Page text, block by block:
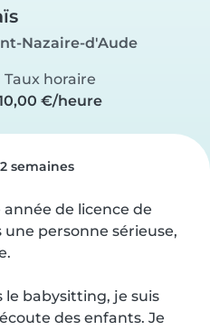
Nazaire-d'Aude
Taux horaire
€/heure
semaines
de licence de
personne sérieuse,
le babysitting, je suis
des enfants. Je